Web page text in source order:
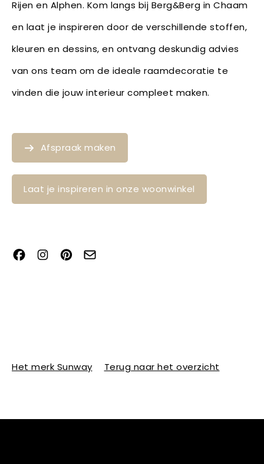
Rijen en Alphen. Kom langs bij Berg&Berg in Chaam
en laat je inspireren door de verschillende stoffen,
kleuren en dessins, en ontvang deskundig advies
van ons team om de ideale raamdecoratie te
vinden die jouw interieur compleet maken.
Afspraak maken
Laat je inspireren in onze woonwinkel
Het merk Sunway Terug naar het overzicht